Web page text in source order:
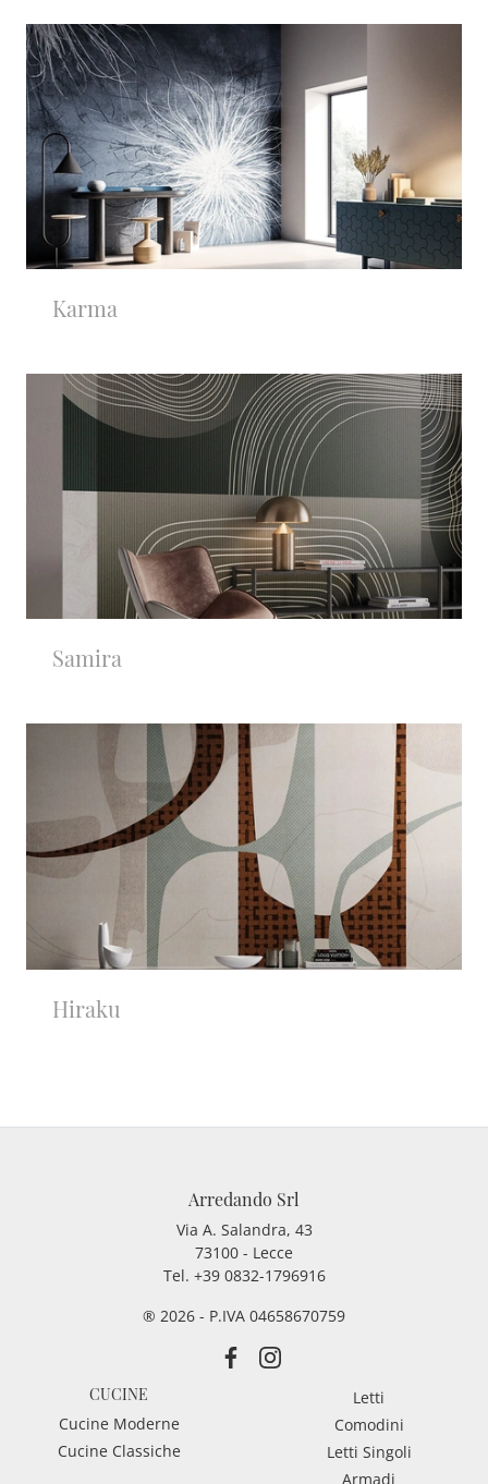
Karma
Samira
Hiraku
Arredando Srl
Via A. Salandra, 43
73100 - Lecce
Tel. +39 0832-1796916
® 2026 - P.IVA 04658670759
CUCINE
Cucine Moderne
Cucine Classiche
Letti
Comodini
Letti Singoli
Armadi